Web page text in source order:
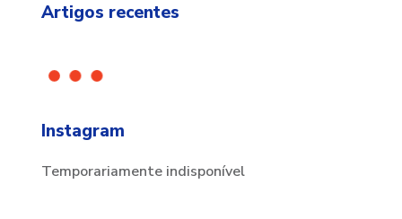
Artigos recentes
Instagram
Temporariamente indisponível